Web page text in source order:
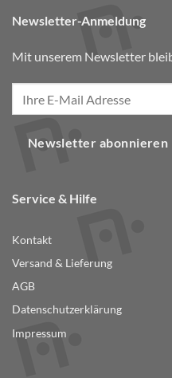
Newsletter-Anmeldung
Mit unserem Newsletter
Newsletter abonnieren
Service & Hilfe
Kontakt
Versand & Lieferung
AGB
Datenschutzerklärung
Impressum